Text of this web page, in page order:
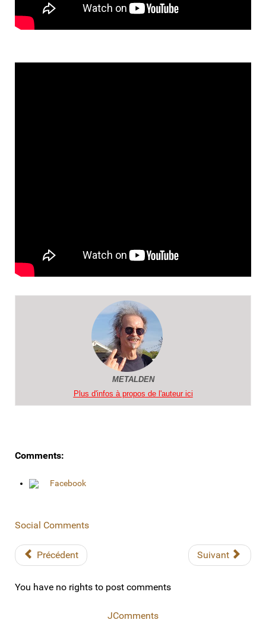
METALDEN
Plus d'infos à propos de l'auteur ici
Comments:
Facebook
Social Comments
Précédent Suivant
You have no rights to post comments
JComments